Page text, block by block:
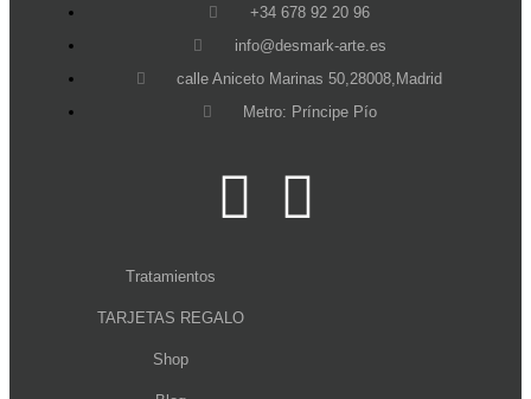
+34 678 92 20 96
info@desmark-arte.es
calle Aniceto Marinas 50,28008,Madrid
Metro: Príncipe Pío
Tratamientos
TARJETAS REGALO
Shop